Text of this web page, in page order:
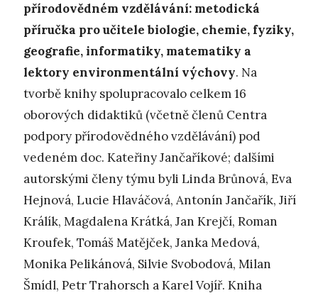
přírodovědném vzdělávání: metodická
příručka pro učitele biologie, chemie, fyziky,
geografie, informatiky, matematiky a
lektory environmentální výchovy. Na
tvorbě knihy spolupracovalo celkem 16
oborových didaktiků (včetně členů Centra
podpory přírodovědného vzdělávání) pod
vedeném doc. Kateřiny Jančaříkové; dalšími
autorskými členy týmu byli Linda Brůnová, Eva
Hejnová, Lucie Hlaváčová, Antonín Jančařík, Jiří
Králík, Magdalena Krátká, Jan Krejčí, Roman
Kroufek, Tomáš Matějček, Janka Medová,
Monika Pelikánová, Silvie Svobodová, Milan
Šmídl, Petr Trahorsch a Karel Vojíř. Kniha